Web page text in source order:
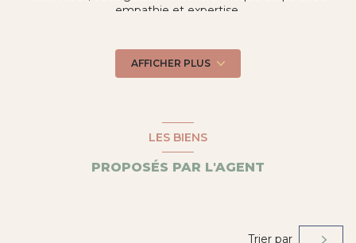
empathie et expertise.
Je suis présent sur le secteur de MAUGUIO (34130)
AFFICHER PLUS
LES BIENS
PROPOSÉS PAR L'AGENT
Trier par